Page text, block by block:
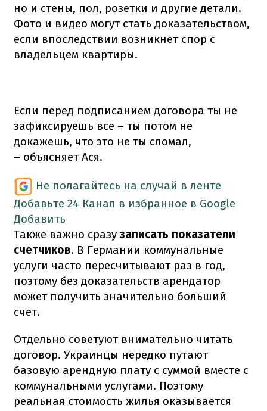
но и стены, пол, розетки и другие детали.
Фото и видео могут стать доказательством,
если впоследствии возникнет спор с
владельцем квартиры.
Если перед подписанием договора ты не
зафиксируешь все – ты потом не
докажешь, что это не ты сломал,
– объясняет Ася.
Не полагайтесь на случай в ленте
Добавьте 24 Канал в избранное в Google
Добавить
Также важно сразузаписать показатели
счетчиков. В Германии коммунальные
услуги часто пересчитывают раз в год,
поэтому без доказательств арендатор
может получить значительно больший
счет.
Отдельно советуют внимательно читать
договор. Украинцы нередко путают
базовую арендную плату с суммой вместе с
коммунальными услугами. Поэтому
реальная стоимость жилья оказывается